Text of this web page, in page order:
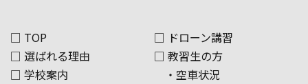
□ TOP
□ 選ばれる理由
□ 学校案内
□ ドローン講習
□ 教習生の方
・空車状況